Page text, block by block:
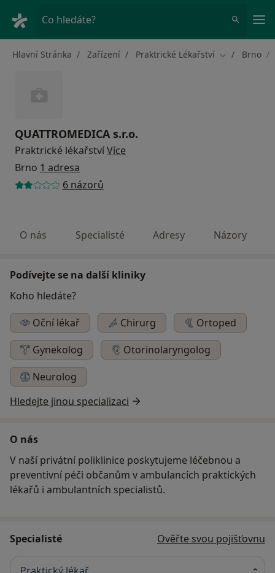
Co hledáte?
Hlavní Stránka Zařízení Praktrické Lékařství Změna města
Brno
QUATTROMEDICA s.r.o.
Praktrické lékařstvíVíce
Brno 1 adresa
6 názorů
O nás Specialisté Adresy Názory
Podívejte se na další kliniky
Koho hledáte?
Oční lékař
Chirurg
Ortoped
Gynekolog
Otorinolaryngolog
Neurolog
Hledejte jinou specializaci
O nás
V naší privátní poliklinice poskytujeme léčebnou a
preventivní péči občanům v ambulancích praktických
lékařů i ambulantních specialistů.
Specialisté Ověřte svou pojišťovnu